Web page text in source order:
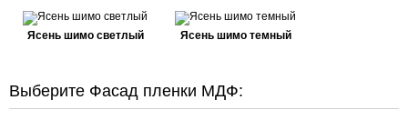
Ясень шимо светлый Ясень шимо темный
Выберите Фасад пленки МДФ: